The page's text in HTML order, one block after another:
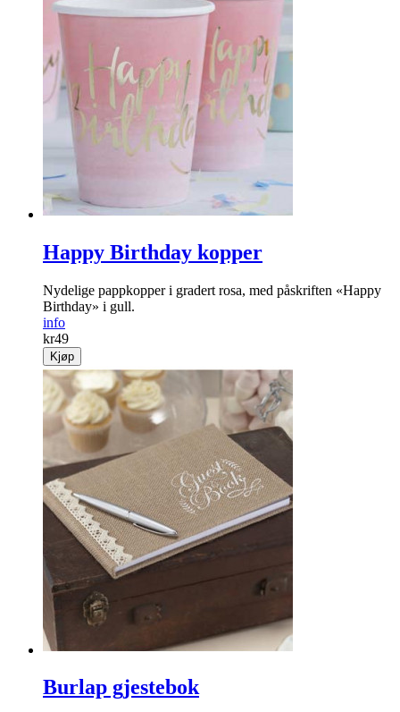
Happy Birthday kopper
Nydelige pappkopper i gradert rosa, med påskriften «Happy
Birthday» i gull.
info
kr49
Kjøp
Burlap gjestebok